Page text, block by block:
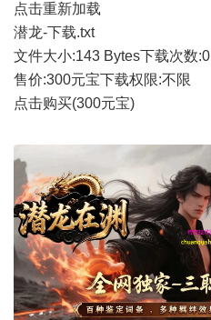
点击重新加载
潜龙-下载.txt
文件大小:143 Bytes下载次数:0
售价:300元宝下载权限:不限
点击购买(300元宝)